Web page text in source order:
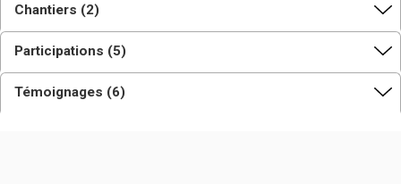
Chantiers (2)
Participations (5)
Témoignages (6)